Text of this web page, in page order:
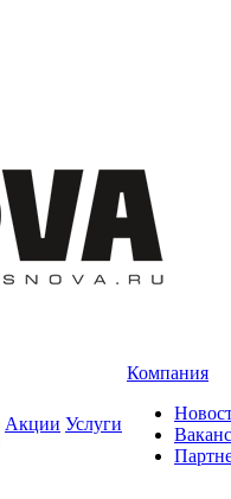
Акции Услуги
Компания